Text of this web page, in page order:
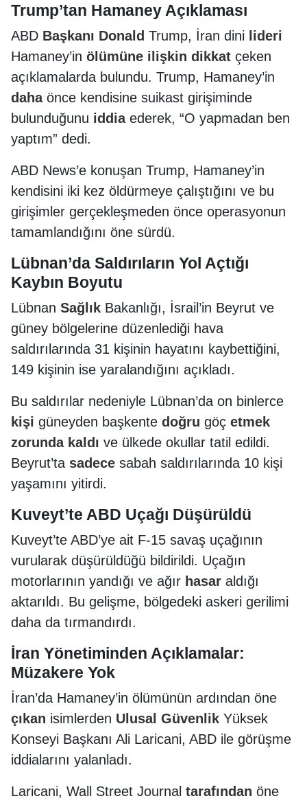
Trump’tan Hamaney Açıklaması
ABD Başkanı Donald Trump, İran dini lideri
Hamaney’in ölümüne ilişkin dikkat çeken
açıklamalarda bulundu. Trump, Hamaney’in
dahaönce kendisine suikast girişiminde
bulunduğunu iddiaederek, “O yapmadan ben
yaptım” dedi.
ABD News’e konuşan Trump, Hamaney’in
kendisini iki kez öldürmeye çalıştığını ve bu
girişimler gerçekleşmeden önce operasyonun
tamamlandığını öne sürdü.
Lübnan’da Saldırıların Yol Açtığı
Kaybın Boyutu
Lübnan Sağlık Bakanlığı, İsrail’in Beyrut ve
güney bölgelerine düzenlediği hava
saldırılarında 31 kişinin hayatını kaybettiğini,
149 kişinin ise yaralandığını açıkladı.
Bu saldırılar nedeniyle Lübnan’da on binlerce
kişi güneyden başkente doğru göç etmek
zorunda kaldı ve ülkede okullar tatil edildi.
Beyrut’ta sadece sabah saldırılarında 10 kişi
yaşamını yitirdi.
Kuveyt’te ABD Uçağı Düşürüldü
Kuveyt’te ABD’ye ait F-15 savaş uçağının
vurularak düşürüldüğü bildirildi. Uçağın
motorlarının yandığı ve ağır hasar aldığı
aktarıldı. Bu gelişme, bölgedeki askeri gerilimi
daha da tırmandırdı.
İran Yönetiminden Açıklamalar:
Müzakere Yok
İran’da Hamaney’in ölümünün ardından öne
çıkan isimlerden Ulusal Güvenlik Yüksek
Konseyi Başkanı Ali Laricani, ABD ile görüşme
iddialarını yalanladı.
Laricani, Wall Street Journal tarafından öne